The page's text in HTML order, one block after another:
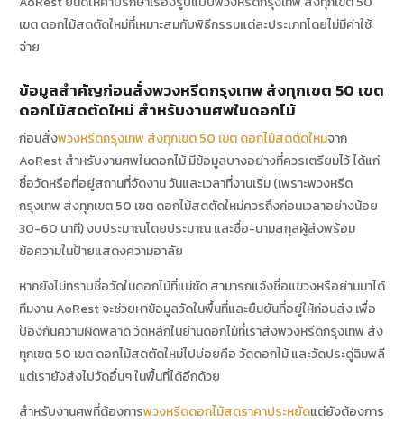
เขต ดอกไม้สดตัดใหม่ที่เหมาะสมกับพิธีกรรมแต่ละประเภทโดยไม่มีค่าใช้
จ่าย
ข้อมูลสำคัญก่อนสั่งพวงหรีดกรุงเทพ ส่งทุกเขต 50 เขต
ดอกไม้สดตัดใหม่ สำหรับงานศพในดอกไม้
ก่อนสั่งพวงหรีดกรุงเทพ ส่งทุกเขต 50 เขต ดอกไม้สดตัดใหม่จาก
AoRest สำหรับงานศพในดอกไม้ มีข้อมูลบางอย่างที่ควรเตรียมไว้ ได้แก่
ชื่อวัดหรือที่อยู่สถานที่จัดงาน วันและเวลาที่งานเริ่ม (เพราะพวงหรีด
กรุงเทพ ส่งทุกเขต 50 เขต ดอกไม้สดตัดใหม่ควรถึงก่อนเวลาอย่างน้อย
30-60 นาที) งบประมาณโดยประมาณ และชื่อ-นามสกุลผู้ส่งพร้อม
ข้อความในป้ายแสดงความอาลัย
หากยังไม่ทราบชื่อวัดในดอกไม้ที่แน่ชัด สามารถแจ้งชื่อแขวงหรือย่านมาได้
ทีมงาน AoRest จะช่วยหาข้อมูลวัดในพื้นที่และยืนยันที่อยู่ให้ก่อนส่ง เพื่อ
ป้องกันความผิดพลาด วัดหลักในย่านดอกไม้ที่เราส่งพวงหรีดกรุงเทพ ส่ง
ทุกเขต 50 เขต ดอกไม้สดตัดใหม่ไปบ่อยคือ วัดดอกไม้ และวัดประดู่ฉิมพลี
แต่เรายังส่งไปวัดอื่นๆ ในพื้นที่ได้อีกด้วย
สำหรับงานศพที่ต้องการพวงหรีดดอกไม้สดราคาประหยัดแต่ยังต้องการ